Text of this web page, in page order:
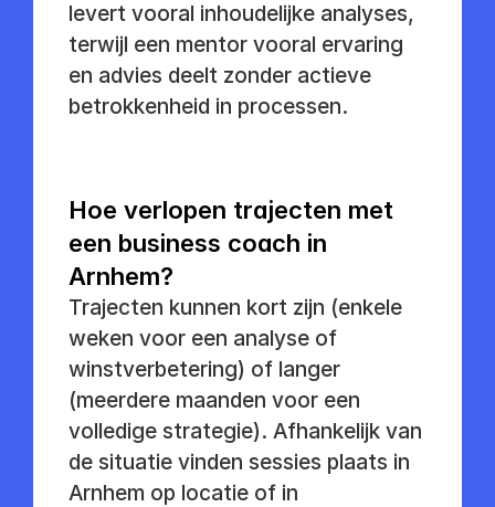
levert vooral inhoudelijke analyses,
terwijl een mentor vooral ervaring
en advies deelt zonder actieve
betrokkenheid in processen.
Hoe verlopen trajecten met
een business coach in
Arnhem?
Trajecten kunnen kort zijn (enkele
weken voor een analyse of
winstverbetering) of langer
(meerdere maanden voor een
volledige strategie). Afhankelijk van
de situatie vinden sessies plaats in
Arnhem op locatie of in